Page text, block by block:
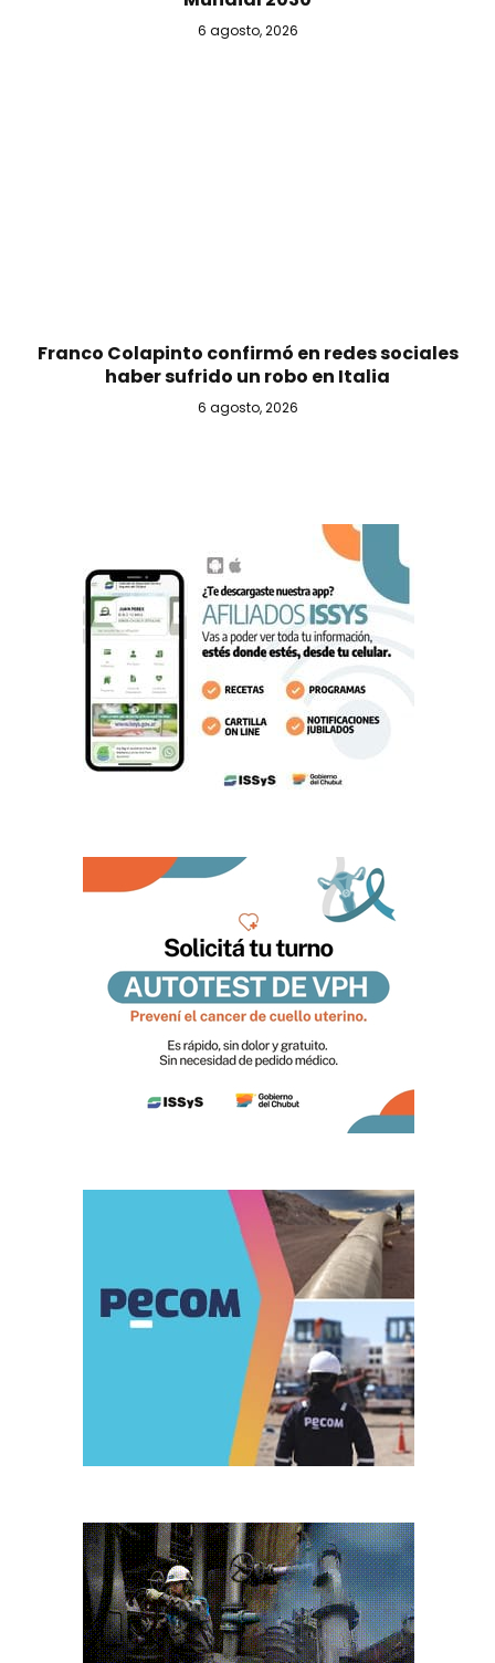
6 agosto, 2026
Franco Colapinto confirmó en redes sociales
haber sufrido un robo en Italia
6 agosto, 2026